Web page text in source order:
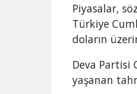
Piyasalar,
Türkiye
doların
Deva Partisi
yaşanan